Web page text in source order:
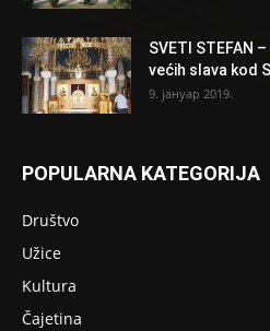
SVETI STEFAN
većih slava kod
9. јануар 2019.
POPULARNA KATEGORIJA
Društvo
Užice
Kultura
Čajetina